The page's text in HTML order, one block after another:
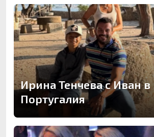
Ирина Тенчева с Иван в
Португалия